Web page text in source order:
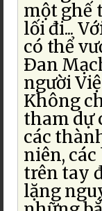
một ghế
lối đi...
có thể
Ðan
người
Không
tham dự
các
niên,
trên tay
lặng